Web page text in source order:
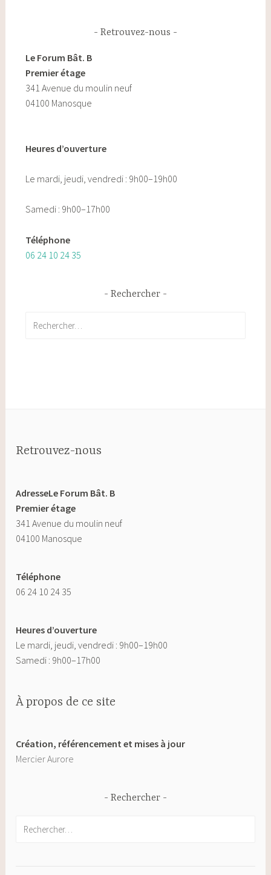
Retrouvez-nous
Le Forum Bât. B
Premier étage
341 Avenue du moulin neuf
04100 Manosque
Heures d’ouverture
Le mardi, jeudi, vendredi : 9h00–19h00
Samedi : 9h00–17h00
Téléphone
06 24 10 24 35
Rechercher
Retrouvez-nous
AdresseLe Forum Bât. B
Premier étage
341 Avenue du moulin neuf
04100 Manosque
Téléphone
06 24 10 24 35
Heures d’ouverture
Le mardi, jeudi, vendredi : 9h00–19h00
Samedi : 9h00–17h00
À propos de ce site
Création, référencement et mises à jour
Mercier Aurore
Rechercher